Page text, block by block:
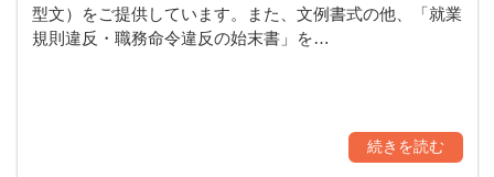
型文）をご提供しています。また、文例書式の他、「就業
規則違反・職務命令違反の始末書」を…
続きを読む